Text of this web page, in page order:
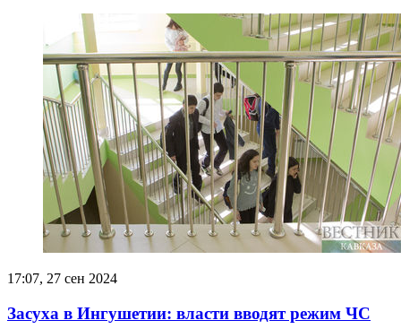
17:07, 27 сен 2024
Засуха в Ингушетии: власти вводят режим ЧС